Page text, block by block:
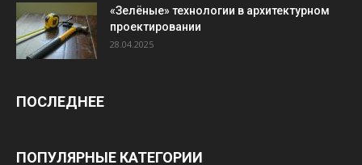
«Зелёные» технологии в архитектурном
проектировании
28.04.2025
ПОСЛЕДНЕЕ
ПОПУЛЯРНЫЕ КАТЕГОРИИ